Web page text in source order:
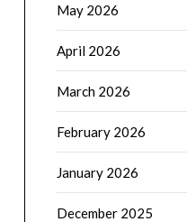
May 2026
April 2026
March 2026
February 2026
January 2026
December 2025